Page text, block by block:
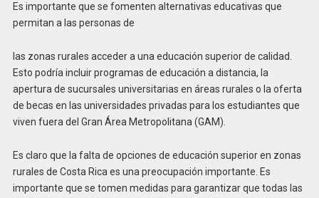
Es importante que se fomenten alternativas educativas que
permitan a las personas de
las zonas rurales acceder a una educación superior de calidad.
Esto podría incluir programas de educación a distancia, la
apertura de sucursales universitarias en áreas rurales o la oferta
de becas en las universidades privadas para los estudiantes que
viven fuera del Gran Área Metropolitana (GAM).
Es claro que la falta de opciones de educación superior en zonas
rurales de Costa Rica es una preocupación importante. Es
importante que se tomen medidas para garantizar que todas las